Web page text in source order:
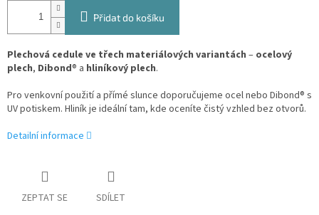
Přidat do košíku
Plechová cedule ve třech materiálových variantách – ocelový
plech, Dibond® a hliníkový plech.
Pro venkovní použití a přímé slunce doporučujeme ocel nebo Dibond® s
UV potiskem. Hliník je ideální tam, kde oceníte čistý vzhled bez otvorů.
Detailní informace
ZEPTAT SE SDÍLET